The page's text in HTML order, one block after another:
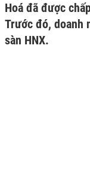
Hoá đã được
Trước đó, doanh
sàn HNX.